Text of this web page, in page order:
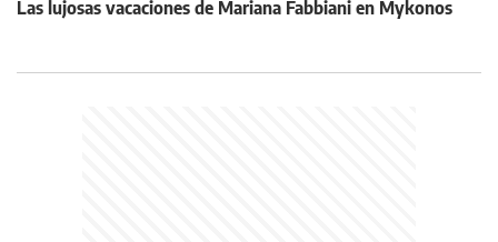
Las lujosas vacaciones de Mariana Fabbiani en Mykonos